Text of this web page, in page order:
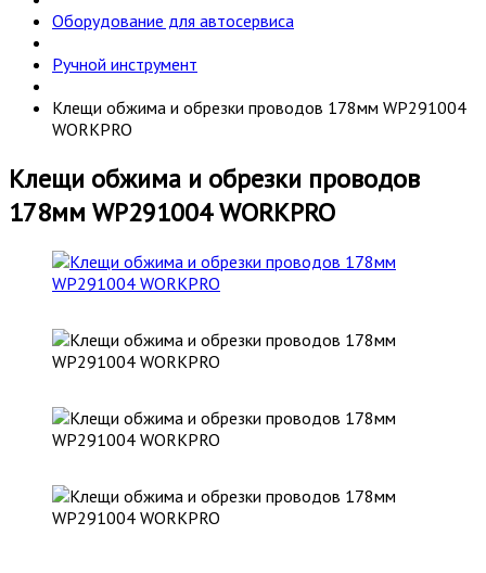
Оборудование для автосервиса
Ручной инструмент
Клещи обжима и обрезки проводов 178мм WP291004
WORKPRO
Клещи обжима и обрезки проводов
178мм WP291004 WORKPRO